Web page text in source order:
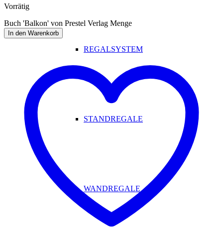
REGALSYSTEM
STANDREGALE
WANDREGALE
Vorrätig
Buch 'Balkon' von Prestel Verlag Menge
In den Warenkorb